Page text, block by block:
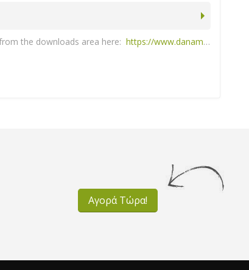
danami_public_key.sh chmod +x danami_public_key.sh ./danami_public_key.sh
the downloads area here: https://www.danami.com/clients/knowledgebase/18/How-to-I-install-the-Danami-public-SSH-key-and-give-a-support-technician-access-to-my-server.html
Αγορά Τώρα!